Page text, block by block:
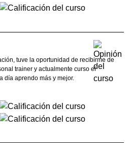
tuve la oportunidad de recibirme de
trainer y actualmente curso el
día aprendo más y mejor.